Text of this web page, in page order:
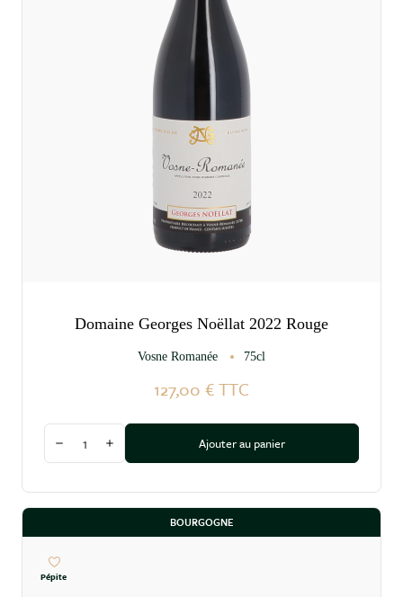
Domaine Georges Noëllat 2022 Rouge
Vosne Romanée 75cl
127,00 €TTC
Diminuer la quantité
Augmenter la quantitéAjouter au panier
BOURGOGNE
Pépite